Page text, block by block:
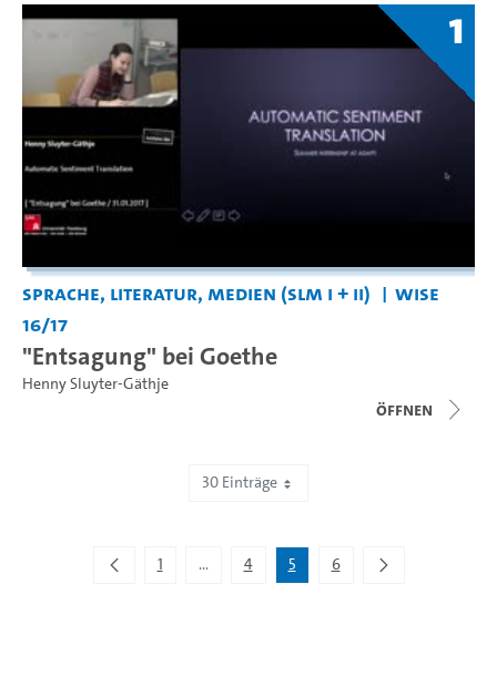
1
Sprache, Literatur, Medien (SLM I + II)
WiSe
16/17
"Entsagung" bei Goethe
Henny Sluyter-Gäthje
Öffnen
30 Einträge
1 ...
Zwischenseiten Navigieren mit TAB-Taste.
4 5 6